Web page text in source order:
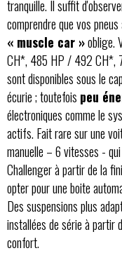
tranquille. Il suffit
comprendre que vos
« muscle car »oblige.
CH*, 485 HP / 492 CH*,
sont disponibles sous le
écurie ; toutefois peu
électroniques comme le
actifs. Fait rare sur une
manuelle – 6 vitesses -
Challenger à partir de la
opter pour une boite
Des suspensions plus
installées de série à partir
confort.